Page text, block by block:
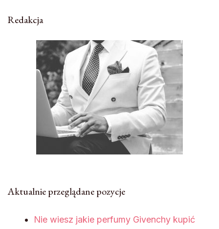
Redakcja
Aktualnie przeglądane pozycje
Nie wiesz jakie perfumy Givenchy kupić